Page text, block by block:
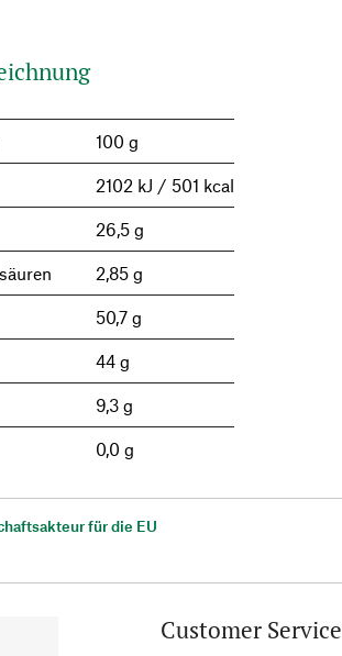
100 g
2102 kJ / 501 kcal
26,5 g
2,85 g
50,7 g
44 g
9,3 g
0,0 g
für die EU
Customer Service